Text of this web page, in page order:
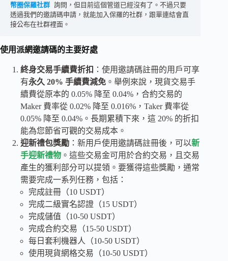
幣圈保羅社群 詢問，但目前這個管道已經沒有了。不過只要
透過我們的邀請碼申請，就能加入保羅的社群，跟單連結會直
接公布在社群裡面。
使用派網邀請碼的主要好處
終身交易手續費折扣 ：使用邀請碼註冊的用戶可享
有永久 20% 手續費減免 。舉例來說，現貨交易手
續費從原本的 0.05% 降至 0.04%，合約交易的
Maker 費率從 0.02% 降至 0.016%，Taker 費率從
0.05% 降至 0.04%。長期累積下來，這 20% 的折扣
能為您節省可觀的交易成本。
迎新禮包獎勵 ：新用戶使用邀請碼註冊後，可以新
手迎新禮物 。這些交易金可用於合約交易，且交易
產生的獲利部分可以提領。要獲得這些獎勵，通常
需要完成一系列任務，包括：
完成註冊（10 USDT）
完成二級實名認證（15 USDT）
完成儲值（10-50 USDT）
完成合約交易（15-50 USDT）
每日套利機器人（10-50 USDT）
使用現貨網格交易（10-50 USDT）